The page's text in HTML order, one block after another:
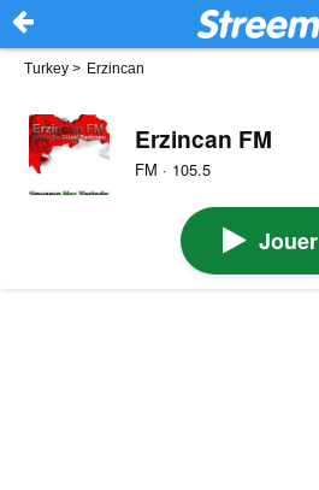
Turkey > Erzincan
Erzincan FM
FM · 105.5
Jouer